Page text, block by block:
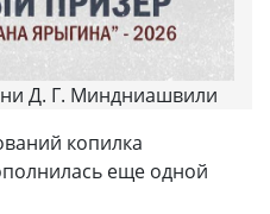
Д. Г. Миндниашвили
копилка
еще одной